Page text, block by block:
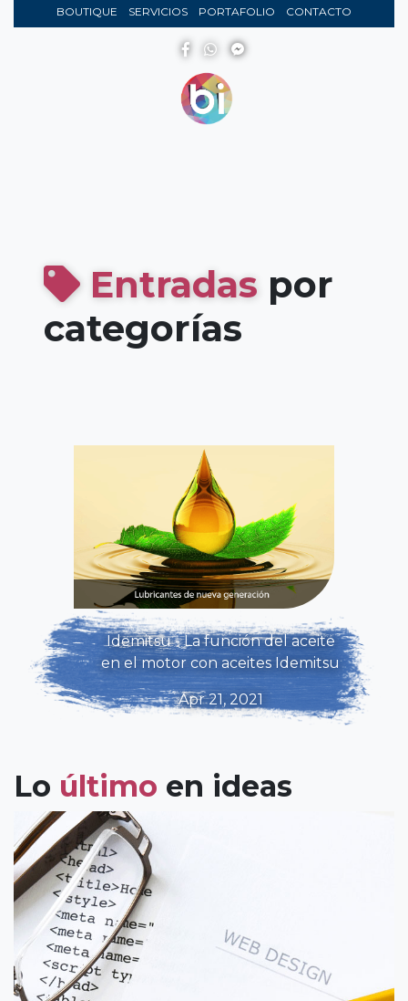
BOUTIQUE SERVICIOS PORTAFOLIO CONTACTO
Entradas por
categorías
Idemitsu - La función del aceite
en el motor con aceites Idemitsu
Apr 21, 2021
Lo último en ideas